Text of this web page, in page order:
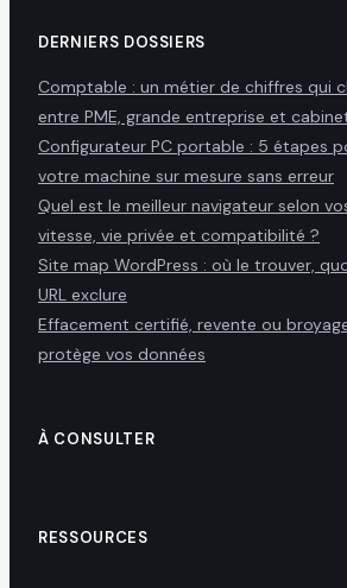
DERNIERS DOSSIERS
Comptable : un métier de chiffres qui
entre PME, grande entreprise et
Configurateur PC portable : 5 étapes
votre machine sur mesure sans erreur
Quel est le meilleur navigateur selon
vitesse, vie privée et compatibilité ?
Site map WordPress : où le trouver,
URL exclure
Effacement certifié, revente ou
protège vos données
À CONSULTER
RESSOURCES